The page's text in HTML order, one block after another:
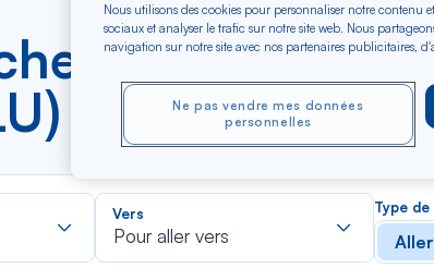
Saint-
Rechercher
dans
la
Vers
Pour aller vers
dans
la
Type
Nous utilisons des cookies pour personnaliser notre contenu
sociaux et analyser le trafic sur notre site web. Nous
navigation sur notre site avec nos partenaires publicitaires,
Ne pas vendre mes données
personnelles